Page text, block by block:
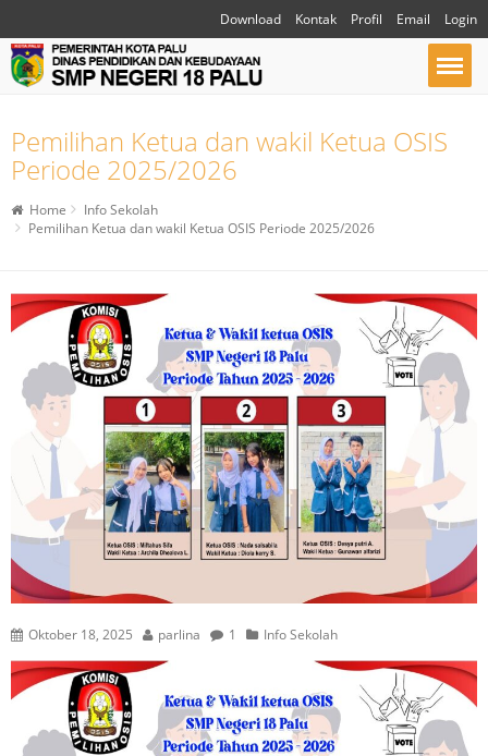
Download Kontak Profil Email Login
Pemilihan Ketua dan wakil Ketua OSIS
Periode 2025/2026
Home
Info Sekolah
Pemilihan Ketua dan wakil Ketua OSIS Periode 2025/2026
Oktober 18, 2025 parlina 1 Info Sekolah